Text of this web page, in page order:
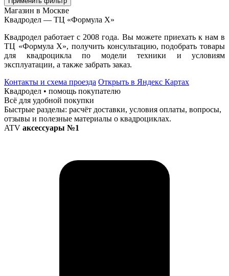
Магазин в Москве
Квадродел — ТЦ «Формула Х»
Квадродел работает с 2008 года. Вы можете приехать к нам в
ТЦ «Формула Х», получить консультацию, подобрать товары
для квадроцикла по модели техники и условиям
эксплуатации, а также забрать заказ.
Контакты и схема проезда Открыть в Яндекс Картах
Квадродел • помощь покупателю
Всё для удобной покупки
Быстрые разделы: расчёт доставки, условия оплаты, вопросы,
отзывы и полезные материалы о квадроциклах.
ATV аксессуары №1